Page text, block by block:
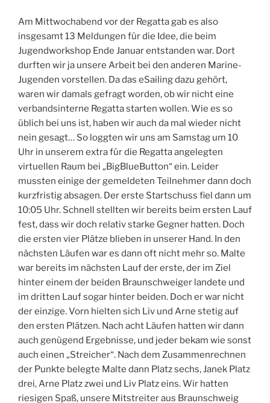
Am Mittwochabend vor der Regatta gab es also
insgesamt 13 Meldungen für die Idee, die beim
Jugendworkshop Ende Januar entstanden war. Dort
durften wir ja unsere Arbeit bei den anderen Marine-
Jugenden vorstellen. Da das eSailing dazu gehört,
waren wir damals gefragt worden, ob wir nicht eine
verbandsinterne Regatta starten wollen. Wie es so
üblich bei uns ist, haben wir auch da mal wieder nicht
nein gesagt… So loggten wir uns am Samstag um 10
Uhr in unserem extra für die Regatta angelegten
virtuellen Raum bei „BigBlueButton“ ein. Leider
mussten einige der gemeldeten Teilnehmer dann doch
kurzfristig absagen. Der erste Startschuss fiel dann um
10:05 Uhr. Schnell stellten wir bereits beim ersten Lauf
fest, dass wir doch relativ starke Gegner hatten. Doch
die ersten vier Plätze blieben in unserer Hand. In den
nächsten Läufen war es dann oft nicht mehr so. Malte
war bereits im nächsten Lauf der erste, der im Ziel
hinter einem der beiden Braunschweiger landete und
im dritten Lauf sogar hinter beiden. Doch er war nicht
der einzige. Vorn hielten sich Liv und Arne stetig auf
den ersten Plätzen. Nach acht Läufen hatten wir dann
auch genügend Ergebnisse, und jeder bekam wie sonst
auch einen „Streicher“. Nach dem Zusammenrechnen
der Punkte belegte Malte dann Platz sechs, Janek Platz
drei, Arne Platz zwei und Liv Platz eins. Wir hatten
riesigen Spaß, unsere Mitstreiter aus Braunschweig